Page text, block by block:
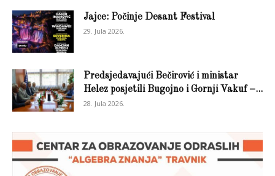
Jajce: Počinje Desant Festival
29. Jula 2026.
Predsjedavajući Bečirović i ministar
Helez posjetili Bugojno i Gornji Vakuf –...
28. Jula 2026.